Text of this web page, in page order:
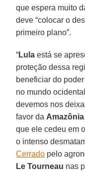
que espera muito
deve “colocar o
primeiro plano”.
“Lula está se
proteção dessa
beneficiar do
no mundo
devemos nos
favor da Amazônia
que ele cedeu em
o intenso
Cerrado pelo
Le Tourneau nas